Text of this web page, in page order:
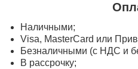
Наличными;
Visa, MasterСard или
Безналичными (с НДС и
В рассрочку;